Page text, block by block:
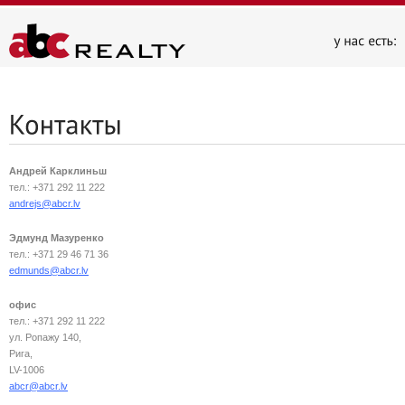
Андрей Карклиньш
тел.: +371 292 11 222
andrejs@abcr.lv
Эдмунд Мазуренко
тел.: +371 29 46 71 36
edmunds@abcr.lv
офис
тел.: +371 292 11 222
ул. Ропажу 140,
Рига,
LV-1006
abcr@abcr.lv